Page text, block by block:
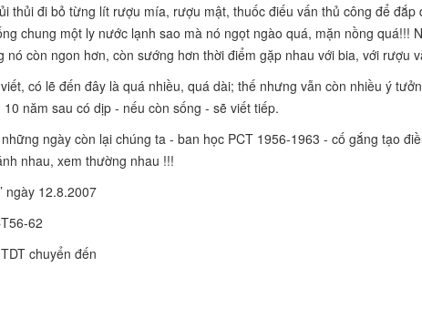
thủi đi bỏ từng lít rượu mía, rượu mật, thuốc điếu vấn thủ công để
chung một ly nước lạnh sao mà nó ngọt ngào quá, mặn nồng quá!!!
nó còn ngon hơn, còn sướng hơn thời điểm gặp nhau với bia, với rượu
có lẽ đến đây là quá nhiều, quá dài; thế nhưng vẫn còn nhiều ý
năm sau có dịp - nếu còn sống - sẽ viết tiếp.
ngày còn lại chúng ta - ban học PCT 1956-1963 - cố gắng tạo
nhau, xem thường nhau !!!
ngày 12.8.2007
62
chuyển đến